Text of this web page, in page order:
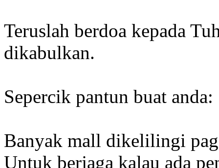
Teruslah berdoa kepada
dikabulkan.
Sepercik pantun buat anda:
Banyak mall dikelilingi
Untuk berjaga kalau ada